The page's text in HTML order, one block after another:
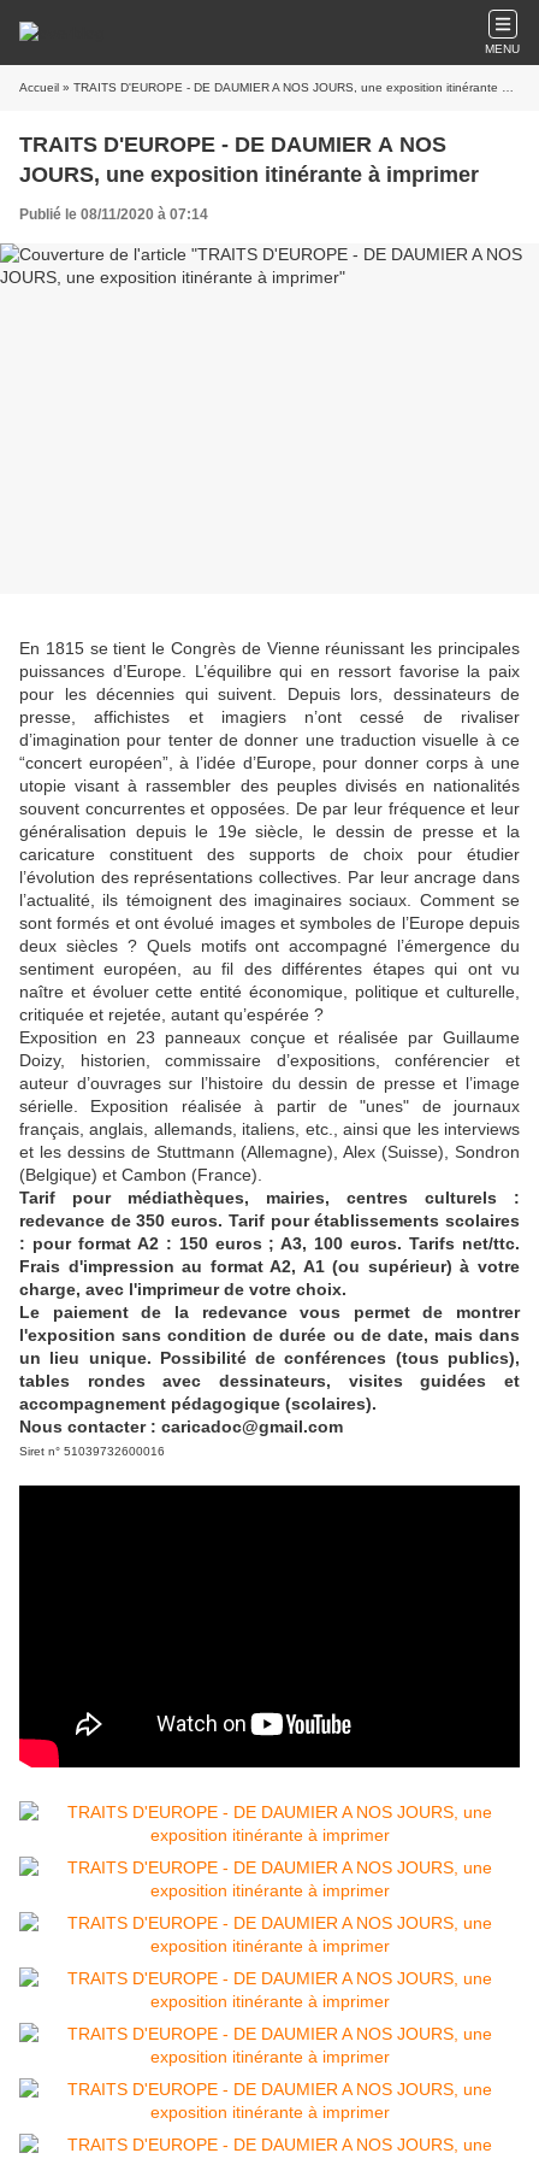
MENU
Accueil » TRAITS D'EUROPE - DE DAUMIER A NOS JOURS, une exposition itinérante à imprimer
TRAITS D'EUROPE - DE DAUMIER A NOS
JOURS, une exposition itinérante à imprimer
Publié le 08/11/2020 à 07:14
En 1815 se tient le Congrès de Vienne réunissant les principales
puissances d’Europe. L’équilibre qui en ressort favorise la paix
pour les décennies qui suivent. Depuis lors, dessinateurs de
presse, affichistes et imagiers n’ont cessé de rivaliser
d’imagination pour tenter de donner une traduction visuelle à ce
“concert européen”, à l’idée d’Europe, pour donner corps à une
utopie visant à rassembler des peuples divisés en nationalités
souvent concurrentes et opposées. De par leur fréquence et leur
généralisation depuis le 19e siècle, le dessin de presse et la
caricature constituent des supports de choix pour étudier
l’évolution des représentations collectives. Par leur ancrage dans
l’actualité, ils témoignent des imaginaires sociaux. Comment se
sont formés et ont évolué images et symboles de l’Europe depuis
deux siècles ? Quels motifs ont accompagné l’émergence du
sentiment européen, au fil des différentes étapes qui ont vu
naître et évoluer cette entité économique, politique et culturelle,
critiquée et rejetée, autant qu’espérée ?
Exposition en 23 panneaux conçue et réalisée par Guillaume
Doizy, historien, commissaire d’expositions, conférencier et
auteur d’ouvrages sur l’histoire du dessin de presse et l’image
sérielle. Exposition réalisée à partir de "unes" de journaux
français, anglais, allemands, italiens, etc., ainsi que les interviews
et les dessins de Stuttmann (Allemagne), Alex (Suisse), Sondron
(Belgique) et Cambon (France).
Tarif pour médiathèques, mairies, centres culturels :
redevance de 350 euros. Tarif pour établissements scolaires
: pour format A2 : 150 euros ; A3, 100 euros. Tarifs net/ttc.
Frais d'impression au format A2, A1 (ou supérieur) à votre
charge, avec l'imprimeur de votre choix.
Le paiement de la redevance vous permet de montrer
l'exposition sans condition de durée ou de date, mais dans
un lieu unique. Possibilité de conférences (tous publics),
tables rondes avec dessinateurs, visites guidées et
accompagnement pédagogique (scolaires).
Nous contacter : caricadoc@gmail.com
Siret n° 51039732600016